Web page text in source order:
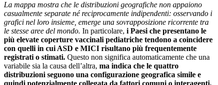
La mappa mostra che le distribuzioni geografiche non appaiono
casualmente separate né reciprocamente indipendenti: osservando i
grafici nel loro insieme, emerge una sovrapposizione ricorrente tra
le stesse aree del mondo. In particolare, i Paesi che presentano le
più elevate coperture vaccinali pediatriche tendono a coincidere
con quelli in cui ASD e MICI risultano più frequentemente
registrati o stimati. Questo non significa automaticamente che una
variabile sia la causa dell’altra, ma indica che le quattro
distribuzioni seguono una configurazione geografica simile e